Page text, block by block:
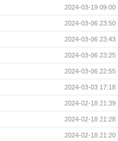
2024-03-19 09:00
2024-03-06 23:50
2024-03-06 23:43
2024-03-06 23:25
2024-03-06 22:55
2024-03-03 17:18
2024-02-18 21:39
2024-02-18 21:28
2024-02-18 21:20